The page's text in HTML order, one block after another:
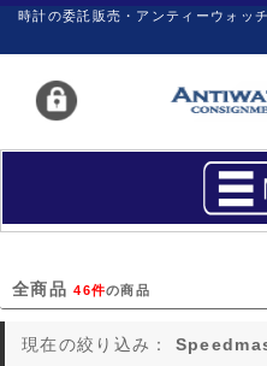
時計の委託販売・アンティーウォッ
買いたい
サポート
全商品46件の商品
現在の絞り込み：